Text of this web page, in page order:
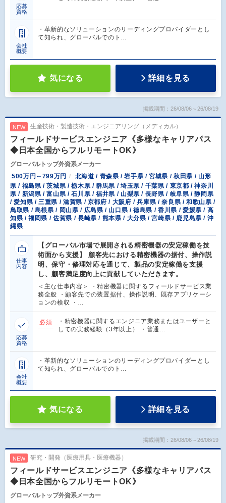
応募
資格
会社
概要
・革新的なソリューションのリーディングプロバイダーとし
て知られ、グローバルでのト…
気になる 詳細を見る
掲載期間：26/08/06～26/08/19
NEW 生産技術・製造技術・エンジニアリング（メディカル）
フィールドサービスエンジニア《多様なキャリアパス
◆日本全国からフルリモートOK》
グローバルトップ外資系メーカー
500万円～799万円
北海道 / 青森県 / 岩手県 / 宮城県 / 秋田県 / 山形
県 / 福島県 / 茨城県 / 栃木県 / 群馬県 / 埼玉県 / 千葉県 / 東京都 / 神奈川
県 / 新潟県 / 富山県 / 石川県 / 福井県 / 山梨県 / 長野県 / 岐阜県 / 静岡県
/ 愛知県 / 三重県 / 滋賀県 / 京都府 / 大阪府 / 兵庫県 / 奈良県 / 和歌山県 /
鳥取県 / 島根県 / 岡山県 / 広島県 / 山口県 / 徳島県 / 香川県 / 愛媛県 / 高
知県 / 福岡県 / 佐賀県 / 長崎県 / 熊本県 / 大分県 / 宮崎県 / 鹿児島県 / 沖
縄県
仕事
内容
【グローバル市場で展開される精密機器の安定稼働を技
術面から支援】 顧客先における精密機器の据付、操作説
明、保守・修理対応を通じて、製品の安定稼働を支援
し、顧客満足度向上に貢献していただきます。
＜主な仕事内容＞ ・精密機器に関するフィールドサービス業
務全般 ・顧客先での装置据付、操作説明、既存アプリケーシ
ョンの検収 ・…
応募
資格
必須
・精密機器に関するエンジニア業務またはユーザーと
しての実務経験（3年以上） ・普通…
会社
概要
・革新的なソリューションのリーディングプロバイダーとし
て知られ、グローバルでのト…
気になる 詳細を見る
掲載期間：26/08/06～26/08/19
NEW 研究・開発（医療用具・医療機器）
フィールドサービスエンジニア《多様なキャリアパス
◆日本全国からフルリモートOK》
グローバルトップ外資系メーカー